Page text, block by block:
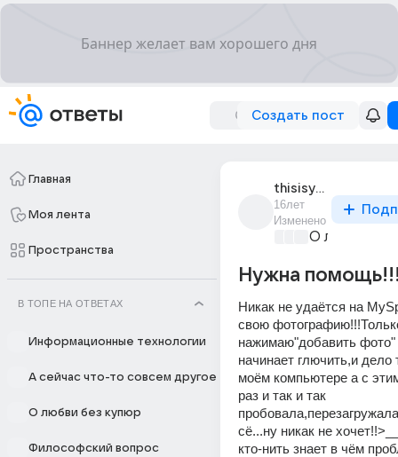
Создать пост
Главная
Моя лента
Пространства
В ТОПЕ НА ОТВЕТАХ
Информационные технологии
А сейчас что-то совсем другое
О любви без купюр
Философский вопрос
thisisyou
16лет
Изменено
О любви без
Нужна
Никак не удаётся на
свою
нажимаю"добавить
начинает глючить,и дело
моём компьютере а с
раз и так и так
сё...ну никак не
кто-нить знает в чём